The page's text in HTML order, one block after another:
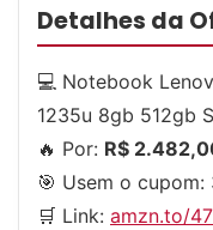
Detalhes da
💻 Notebook
1235u 8gb 512gb
🔥 Por: R$
🎯 Usem o cupom:
🛒 Link: amzn.to/